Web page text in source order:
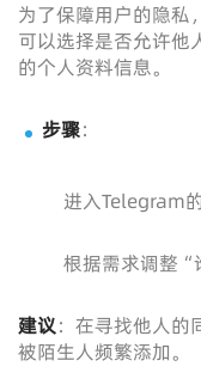
为了保障用户的隐私
可以选择是否允许他
的个人资料信息。
步骤：
进入Telegram
根据需求调整“
建议：在寻找他人的
被陌生人频繁添加。